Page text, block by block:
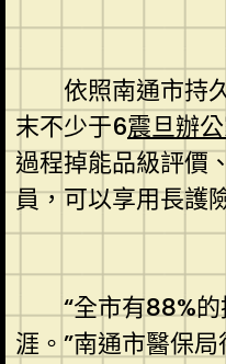
依照南通市持久
末不少于6震旦辦
過程掉能品級評價
員，可以享用長護
“全市有88%的
涯。”南通市醫保